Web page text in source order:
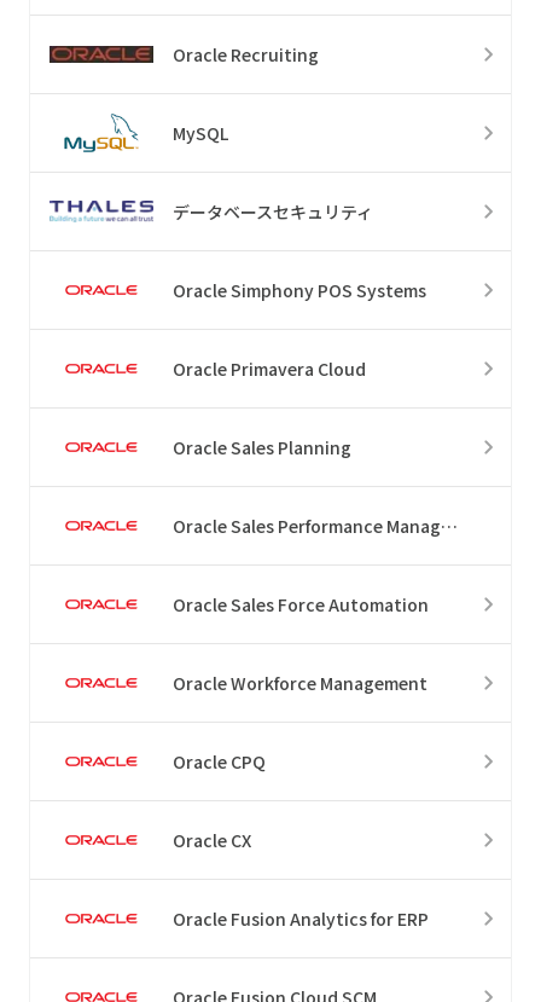
Oracle Recruiting
MySQL
データベースセキュリティ
Oracle Simphony POS Systems
Oracle Primavera Cloud
Oracle Sales Planning
Oracle Sales Performance Management
Oracle Sales Force Automation
Oracle Workforce Management
Oracle CPQ
Oracle CX
Oracle Fusion Analytics for ERP
Oracle Fusion Cloud SCM